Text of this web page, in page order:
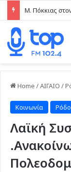
Home /ΑΙΓΑΙΟ /
Κοινωνία
Λαϊκή